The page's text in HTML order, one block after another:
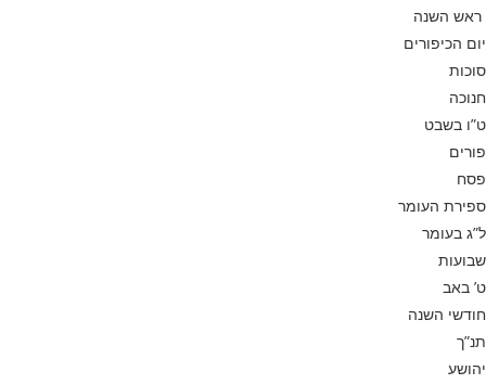
ראש השנה
יום הכיפורים
סוכות
חנוכה
ט”ו בשבט
פורים
פסח
ספירת העומר
ל”ג בעומר
שבועות
ט’ באב
חודשי השנה
תנ”ך
יהושע